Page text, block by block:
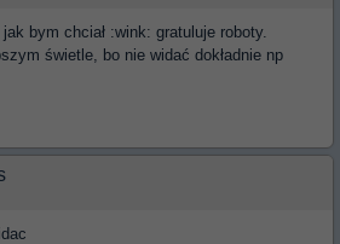
bym chciał :wink: gratuluje roboty.
świetle, bo nie widać dokładnie np